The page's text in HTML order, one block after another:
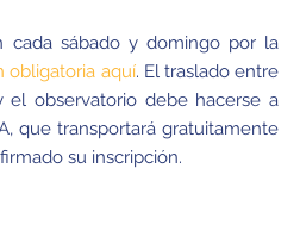
cada sábado y domingo por la
obligatoria aquí. El traslado entre
el observatorio debe hacerse a
que transportará gratuitamente
su inscripción.